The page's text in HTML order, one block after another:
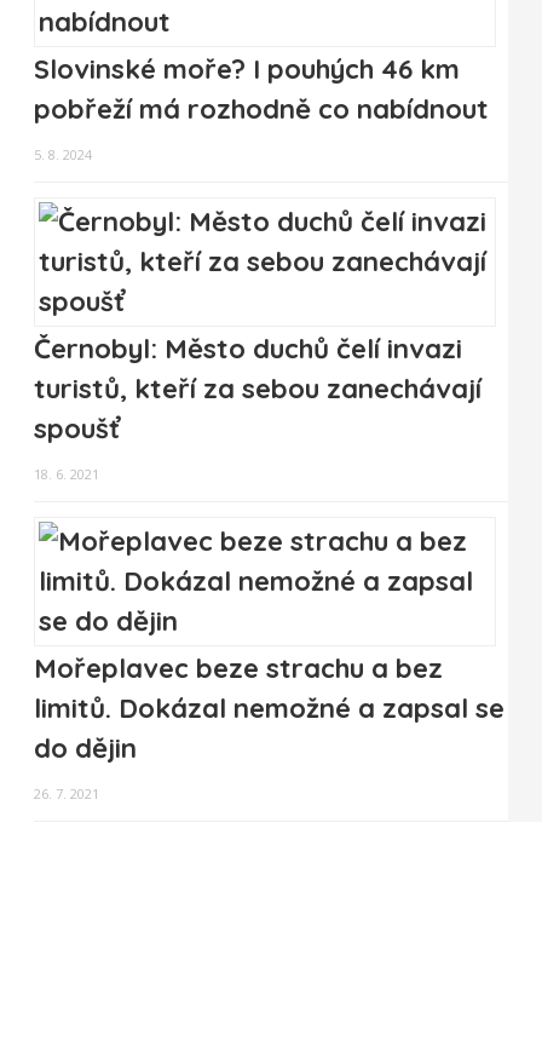
Slovinské moře? I pouhých 46 km
pobřeží má rozhodně co nabídnout
5. 8. 2024
Černobyl: Město duchů čelí invazi
turistů, kteří za sebou zanechávají
spoušť
18. 6. 2021
Mořeplavec beze strachu a bez
limitů. Dokázal nemožné a zapsal se
do dějin
26. 7. 2021